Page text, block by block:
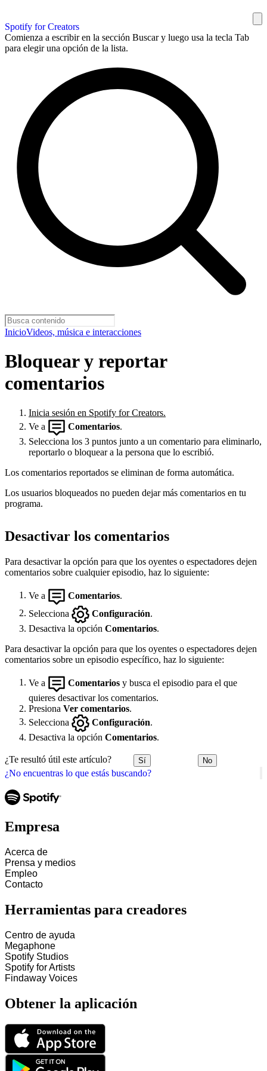
Spotify for Creators
Comienza a escribir en la sección Buscar y luego usa la tecla Tab
para elegir una opción de la lista.
InicioVideos, música e interacciones
¿No encuentras lo que estás buscando?
Bloquear y reportar
comentarios
Inicia sesión en Spotify for Creators.
Ve a
Comentarios.
Selecciona los 3 puntos junto a un comentario para eliminarlo,
reportarlo o bloquear a la persona que lo escribió.
Los comentarios reportados se eliminan de forma automática.
Los usuarios bloqueados no pueden dejar más comentarios en tu
programa.
Desactivar los comentarios
Para desactivar la opción para que los oyentes o espectadores dejen
comentarios sobre cualquier episodio, haz lo siguiente:
Ve a Comentarios
Selecciona
Configuración
Desactiva la opción Comentarios.
Para desactivar la opción para que los oyentes o espectadores dejen
comentarios sobre un episodio específico, haz lo siguiente:
Ve a Comentarios y busca el episodio para el que
quieres desactivar los comentarios.
Presiona Ver comentarios.
Selecciona
Configuración
Desactiva la opción Comentarios.
¿Te resultó útil este artículo? Sí No
Empresa
Acerca de
Prensa y medios
Empleo
Contacto
Herramientas para creadores
Centro de ayuda
Megaphone
Spotify Studios
Spotify for Artists
Findaway Voices
Obtener la aplicación